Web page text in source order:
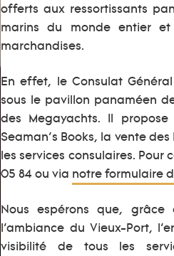
offerts aux ressortissants
marins du monde entier
marchandises.
En effet, le Consulat
sous le pavillon panaméen
des Megayachts. Il
Seaman’s Books, la vente
les services consulaires. Pour
05 84 ou via notre formulaire
Nous espérons que,
l’ambiance du Vieux-Port,
visibilité de tous les